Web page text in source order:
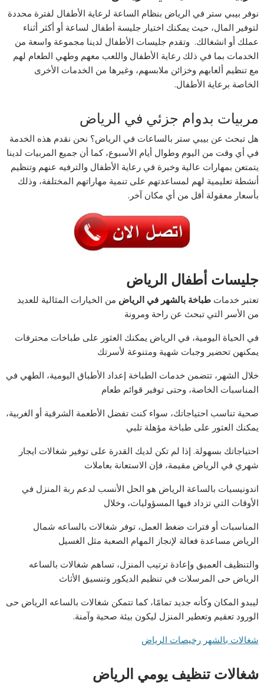
نوفر بيبي ستر في الرياض بنظام الساعة لرعاية الأطفال لفترة محددة
لتوفير المال، حيث يمكنك اختيار جليسة أطفال لساعة أو أكثر أثناء
عملك أو انشغالك. وتقدم جليسات الأطفال لدينا مجموعة واسعة من
الخدمات بما في ذلك رعاية الأطفال واللعب معهم وطهي الطعام لهم
مع تنظيم ألعابهم وخزائن ملابسهم، وغيرها من الخدمات الأخرى
الخاصة برعاية الأطفال.
مربيات بدوام جزئي في الرياض
هل تبحث عن بيبي ستر بالساعات في الرياض؟ نحن نقدم هذه الخدمة
في أي وقت من اليوم وطوال أيام الأسبوع، كما أن جميع المربيات لدينا
يتمتعن بمهارات عالية وخبرة في رعاية الأطفال والترفيه عنهم وتنظيم
أنشطة تعليمية لهم لمساعدتهم على تنمية مهاراتهم المختلفة، وذلك
بأسعار معقولة أقل من أي مكان آخر.
جليسات أطفال الرياض
تعتبر خدماتطباخة بالشهر في الرياض من الخيارات المثالية للعديد
من الأسر التي تبحث عن راحة ومرونة
في الحياة اليومية، في الرياض يمكنك العثور على طباخات محترفات
يمكنهن تحضير وجبات شهية ومتنوعة لأسرتك
خلال الشهر، تتضمن خدمات الطباخة إعداد الأطباق اليومية، الطهي في
المناسبات الخاصة، وحتى توفير قوائم طعام
صحية تناسب احتياجاتك، سواء كنت تفضل الأطعمة الشرقية أو الغربية،
يمكنك العثور على طباخة مؤهلة تلبي
احتياجاتك بسهولة. إذا لم تكن لديك القدرة على توفير شغالات ايجار
شهري في الرياض مقيمة، فإن الاستعانة بعاملات
اندونيسيات بالساعة الرياض هو الحل الأنسب لدعم ربة المنزل في
الأوقات التي تزداد فيها المسؤوليات، وخلال
المناسبات أو فترات ضغط العمل، توفر شغالات بالساعه شمال
الرياض مساعدة فعالة لإنجاز المهام الصعبة مثل الغسيل
والتنظيف العميق وإعادة ترتيب المنزل، تساهم شغالات بالساعه
الرياض حى المرسلات في تنظيم الديكور وتنسيق الأثاث
ليبدو المكان وكأنه جديد تمامًا، كما تتمكن شغالات بالساعه الرياض حى
الورود تعقيم وتعطير المنزل ليكون بيئة صحية وآمنة.
شغالات بالشهر رخيصات الرياض
شغالات تنظيف يومي الرياض